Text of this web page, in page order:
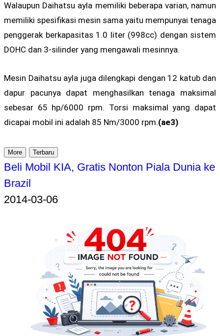
Walaupun Daihatsu ayla memiliki beberapa varian, namun
memiliki spesifikasi mesin sama yaitu mempunyai tenaga
penggerak berkapasitas 1.0 liter (998cc) dengan sistem
DOHC dan 3-silinder yang mengawali mesinnya.
Mesin Daihatsu ayla juga dilengkapi dengan 12 katub dan
dapur pacunya dapat menghasilkan tenaga maksimal
sebesar 65 hp/6000 rpm. Torsi maksimal yang dapat
dicapai mobil ini adalah 85 Nm/3000 rpm.(ae3)
More Terbaru
Beli Mobil KIA, Gratis Nonton Piala Dunia ke
Brazil
2014-03-06